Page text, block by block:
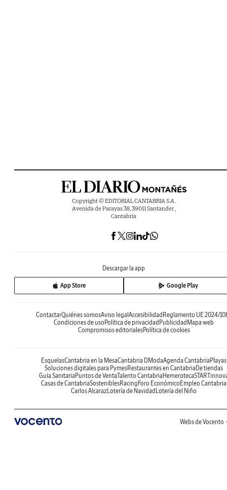
Copyright © EDITORIAL CANTABRIA S.A.
Avenida de Parayas 38, 39011 Santander ,
Cantabria
Descargar la app
App Store Google Play
ContactarQuiénes somosAviso legalAccesibilidadReglamento UE 2024/
Condiciones de usoPolítica de privacidadPublicidadMapa web
Compromisos editorialesPolítica de cookies
EsquelasCantabria en la MesaCantabria DModaAgenda CantabriaPlayas
Soluciones digitales para PymesRestaurantes en CantabriaDe tiendas
Guía SanitariaPuntos de VentaTalento CantabriaHemeroteca
Casas de CantabriaSosteniblesRacingForo EconómicoEmpleo Cantabria
Carlos AlcarazLotería de NavidadLotería del Niño
Webs de Vocento